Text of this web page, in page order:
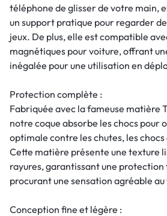
téléphone de glisser de votre main,
un support pratique pour regarder
jeux. De plus, elle est compatible
magnétiques pour voiture, offrant
inégalée pour une utilisation en
Protection complète :
Fabriquée avec la fameuse matière
notre coque absorbe les chocs pour
optimale contre les chutes, les
Cette matière présente une texture
rayures, garantissant une protection
procurant une sensation agréable
Conception fine et légère :